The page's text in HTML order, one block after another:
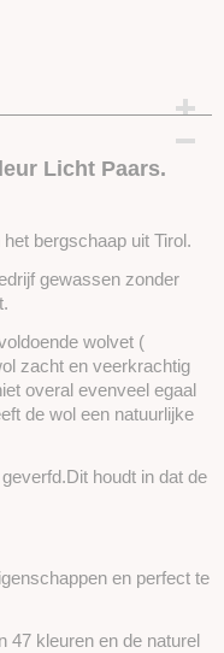
Licht Paars.
bergschaap uit Tirol.
gewassen zonder
wolvet (
zacht en veerkrachtig
overal evenveel egaal
de wol een natuurlijke
houdt in dat de
en perfect te
47 kleuren en de naturel